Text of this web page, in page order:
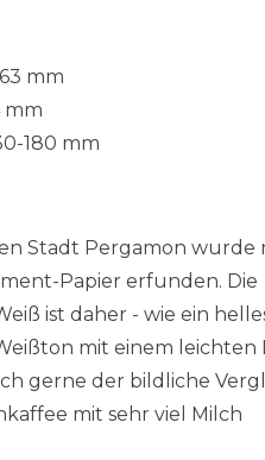
mm
mm
180 mm
Stadt Pergamon wurde
Papier erfunden. Die
ist daher - wie ein
mit einem leichten
gerne der bildliche
mit sehr viel Milch